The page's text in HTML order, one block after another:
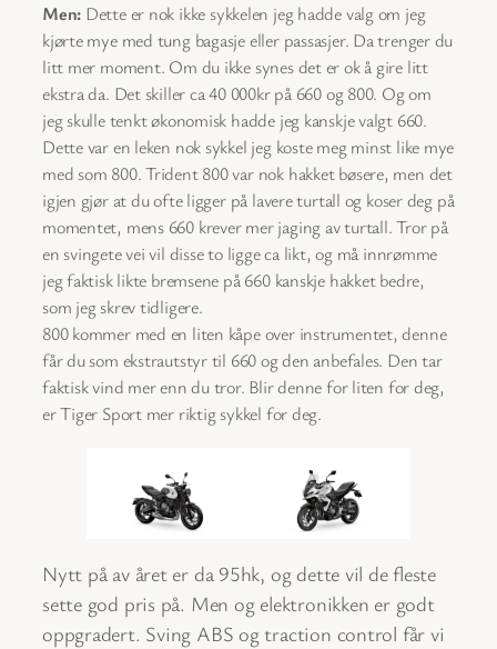
Men: Dette er nok ikke sykkelen jeg hadde valg om jeg
kjørte mye med tung bagasje eller passasjer. Da trenger du
litt mer moment. Om du ikke synes det er ok å gire litt
ekstra da. Det skiller ca 40 000kr på 660 og 800. Og om
jeg skulle tenkt økonomisk hadde jeg kanskje valgt 660.
Dette var en leken nok sykkel jeg koste meg minst like mye
med som 800. Trident 800 var nok hakket bøsere, men det
igjen gjør at du ofte ligger på lavere turtall og koser deg på
momentet, mens 660 krever mer jaging av turtall. Tror på
en svingete vei vil disse to ligge ca likt, og må innrømme
jeg faktisk likte bremsene på 660 kanskje hakket bedre,
som jeg skrev tidligere.
800 kommer med en liten kåpe over instrumentet, denne
får du som ekstrautstyr til 660 og den anbefales. Den tar
faktisk vind mer enn du tror. Blir denne for liten for deg,
er Tiger Sport mer riktig sykkel for deg.
Nytt på av året er da 95hk, og dette vil de fleste
sette god pris på. Men og elektronikken er godt
oppgradert. Sving ABS og traction control får vi